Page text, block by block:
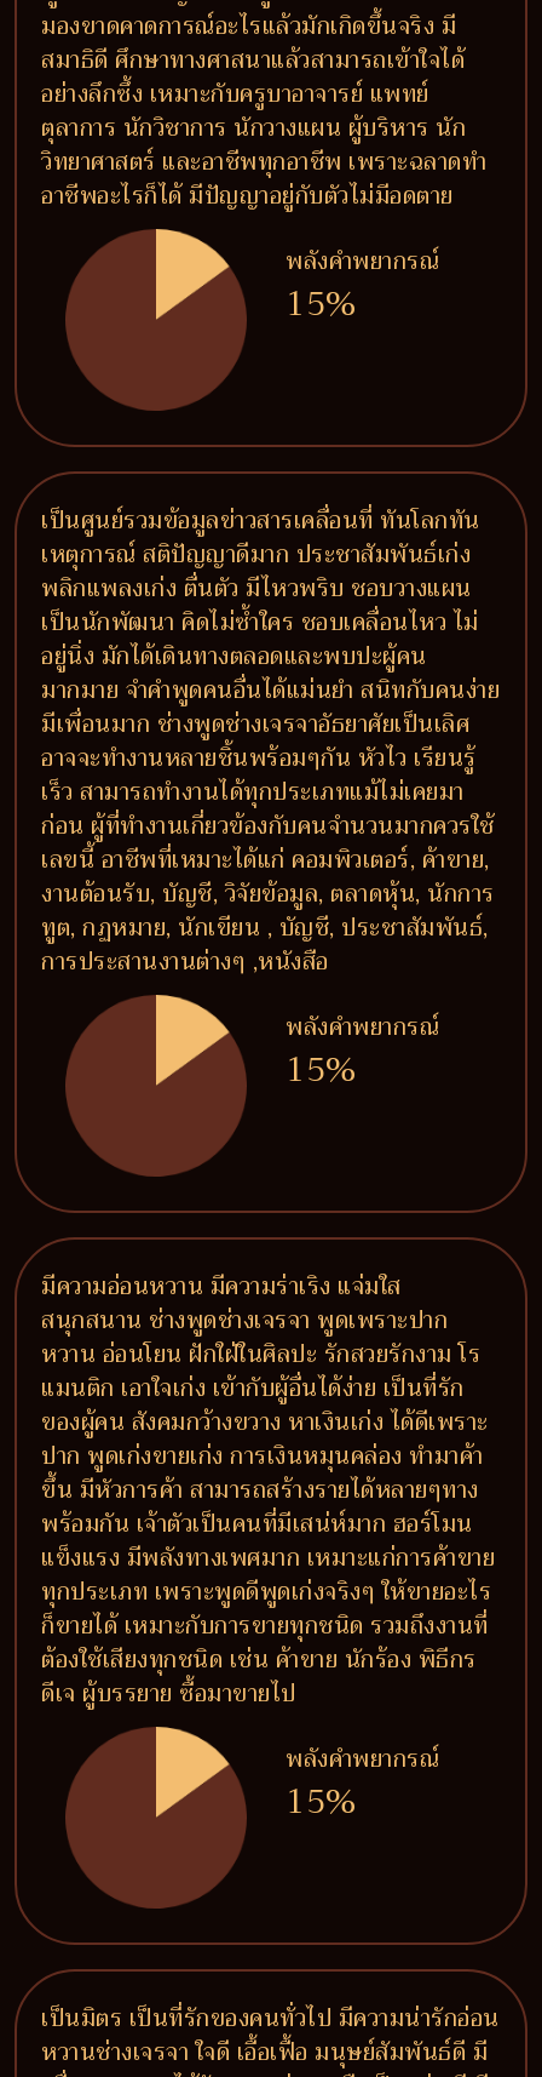
มองขาดคาดการณ์อะไรแล้วมักเกิดขึ้นจริง มี
สมาธิดี ศึกษาทางศาสนาแล้วสามารถเข้าใจได้
อย่างลึกซึ้ง เหมาะกับครูบาอาจารย์ แพทย์
ตุลาการ นักวิชาการ นักวางแผน ผู้บริหาร นัก
วิทยาศาสตร์ และอาชีพทุกอาชีพ เพราะฉลาดทำ
อาชีพอะไรก็ได้ มีปัญญาอยู่กับตัวไม่มีอดตาย
พลังคำพยากรณ์
15%
เป็นศูนย์รวมข้อมูลข่าวสารเคลื่อนที่ ทันโลกทัน
เหตุการณ์ สติปัญญาดีมาก ประชาสัมพันธ์เก่ง
พลิกแพลงเก่ง ตื่นตัว มีไหวพริบ ชอบวางแผน
เป็นนักพัฒนา คิดไม่ซ้ำใคร ชอบเคลื่อนไหว ไม่
อยู่นิ่ง มักได้เดินทางตลอดและพบปะผู้คน
มากมาย จำคำพูดคนอื่นได้แม่นยำ สนิทกับคนง่าย
มีเพื่อนมาก ช่างพูดช่างเจรจาอัธยาศัยเป็นเลิศ
อาจจะทำงานหลายชิ้นพร้อมๆกัน หัวไว เรียนรู้
เร็ว สามารถทำงานได้ทุกประเภทแม้ไม่เคยมา
ก่อน ผู้ที่ทำงานเกี่ยวข้องกับคนจำนวนมากควรใช้
เลขนี้ อาชีพที่เหมาะได้แก่ คอมพิวเตอร์, ค้าขาย,
งานต้อนรับ, บัญชี, วิจัยข้อมูล, ตลาดหุ้น, นักการ
ทูต, กฏหมาย, นักเขียน , บัญชี, ประชาสัมพันธ์,
การประสานงานต่างๆ ,หนังสือ
พลังคำพยากรณ์
15%
มีความอ่อนหวาน มีความร่าเริง แจ่มใส
สนุกสนาน ช่างพูดช่างเจรจา พูดเพราะปาก
หวาน อ่อนโยน ฝักใฝ่ในศิลปะ รักสวยรักงาม โร
แมนติก เอาใจเก่ง เข้ากับผู้อื่นได้ง่าย เป็นที่รัก
ของผู้คน สังคมกว้างขวาง หาเงินเก่ง ได้ดีเพราะ
ปาก พูดเก่งขายเก่ง การเงินหมุนคล่อง ทำมาค้า
ขึ้น มีหัวการค้า สามารถสร้างรายได้หลายๆทาง
พร้อมกัน เจ้าตัวเป็นคนที่มีเสน่ห์มาก ฮอร์โมน
แข็งแรง มีพลังทางเพศมาก เหมาะแก่การค้าขาย
ทุกประเภท เพราะพูดดีพูดเก่งจริงๆ ให้ขายอะไร
ก็ขายได้ เหมาะกับการขายทุกชนิด รวมถึงงานที่
ต้องใช้เสียงทุกชนิด เช่น ค้าขาย นักร้อง พิธีกร
ดีเจ ผู้บรรยาย ซื้อมาขายไป
พลังคำพยากรณ์
15%
เป็นมิตร เป็นที่รักของคนทั่วไป มีความน่ารักอ่อน
หวานช่างเจรจา ใจดี เอื้อเฟื้อ มนุษย์สัมพันธ์ดี มี